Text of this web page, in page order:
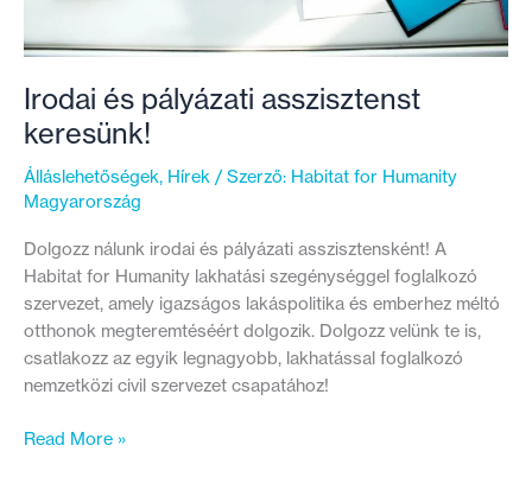
Irodai és pályázati asszisztenst
keresünk!
Álláslehetőségek, Hírek / Szerző: Habitat for Humanity
Magyarország
Dolgozz nálunk irodai és pályázati asszisztensként! A
Habitat for Humanity lakhatási szegénységgel foglalkozó
szervezet, amely igazságos lakáspolitika és emberhez méltó
otthonok megteremtéséért dolgozik. Dolgozz velünk te is,
csatlakozz az egyik legnagyobb, lakhatással foglalkozó
nemzetközi civil szervezet csapatához!
Irodai
Read More »